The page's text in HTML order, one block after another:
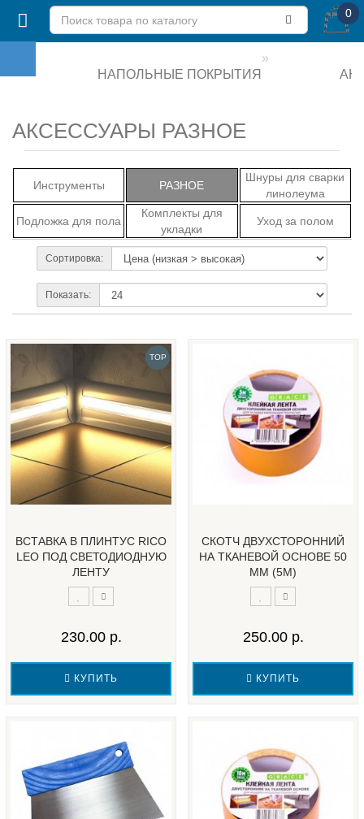
0
НАПОЛЬНЫЕ ПОКРЫТИЯ
АКСЕССУАРЫ РАЗНОЕ
Инструменты РАЗНОЕ
Шнуры для сварки
линолеума
Подложка для пола
Комплекты для
укладки
Уход за полом
Сортировка:
Показать:
TOP
ВСТАВКА В ПЛИНТУС RICO
LEO ПОД СВЕТОДИОДНУЮ
ЛЕНТУ
230.00 р.
КУПИТЬ
СКОТЧ ДВУХСТОРОННИЙ
НА ТКАНЕВОЙ ОСНОВЕ 50
ММ (5М)
250.00 р.
КУПИТЬ